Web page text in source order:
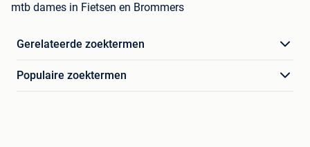
mtb dames in Fietsen en Brommers
Gerelateerde zoektermen
Populaire zoektermen